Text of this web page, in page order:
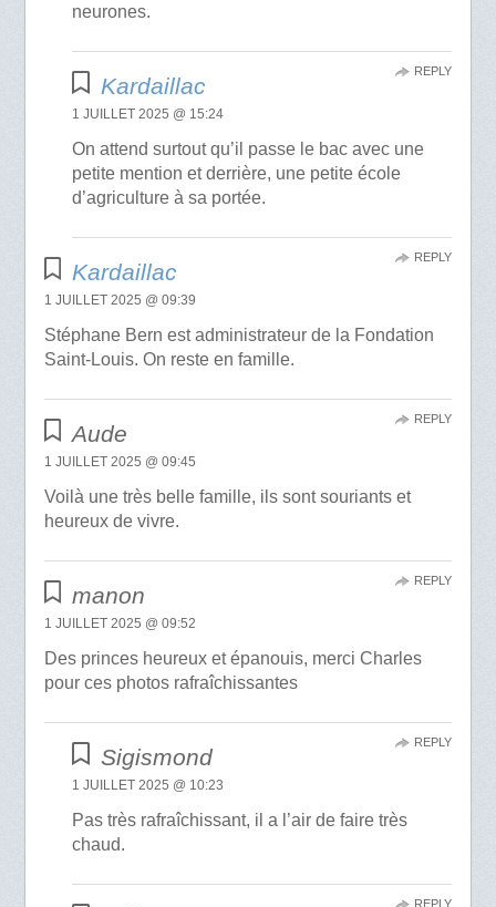
neurones.
Kardaillac
1 JUILLET 2025 @ 15:24
On attend surtout qu’il passe le bac avec une
petite mention et derrière, une petite école
d’agriculture à sa portée.
REPLY
Kardaillac
1 JUILLET 2025 @ 09:39
Stéphane Bern est administrateur de la Fondation
Saint-Louis. On reste en famille.
REPLY
Aude
1 JUILLET 2025 @ 09:45
Voilà une très belle famille, ils sont souriants et
heureux de vivre.
REPLY
manon
1 JUILLET 2025 @ 09:52
Des princes heureux et épanouis, merci Charles
pour ces photos rafraîchissantes
REPLY
Sigismond
1 JUILLET 2025 @ 10:23
Pas très rafraîchissant, il a l’air de faire très
chaud.
REPLY
REPLY